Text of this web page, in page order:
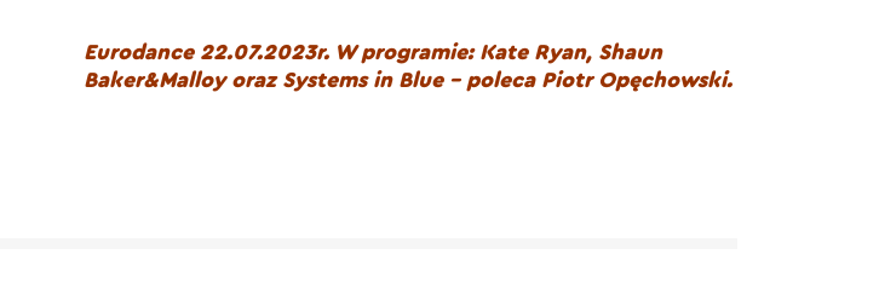
Eurodance 22.07.2023r. W programie: Kate Ryan, Shaun
Baker&Malloy oraz Systems in Blue – poleca Piotr Opęchowski.